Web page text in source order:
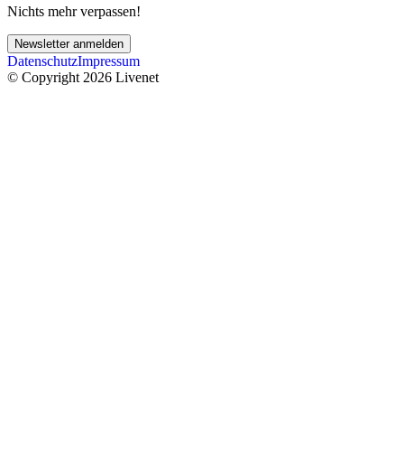
Nichts mehr verpassen!
Newsletter anmelden
DatenschutzImpressum
© Copyright 2026 Livenet